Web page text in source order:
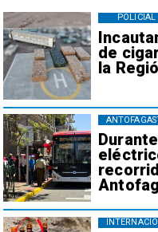
de
la
POLICIAL